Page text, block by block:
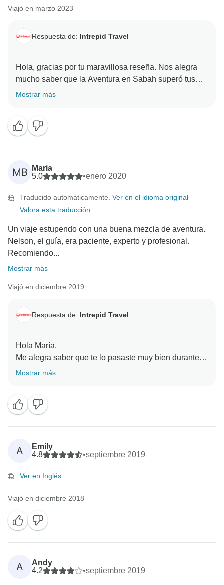
Viajó en marzo 2023
Respuesta de: Intrepid Travel
Hola, gracias por tu maravillosa reseña. Nos alegra
mucho saber que la Aventura en Sabah superó tus
expectativas. Cultura, naturaleza, senderismo y relax:
Mostrar más
MB
Maria
5.0
•enero 2020
Traducido automáticamente. Ver en el idioma original
Valora esta traducción
Un viaje estupendo con una buena mezcla de aventura.
Nelson, el guía, era paciente, experto y profesional.
Recomiendo...
Mostrar más
Viajó en diciembre 2019
Respuesta de: Intrepid Travel
Hola María,
Me alegra saber que te lo pasaste muy bien durante el
viaje. Esperamos verte pronto en un viaje con
Mostrar más
A
Emily
4.8
•septiembre 2019
Ver en Inglés
Viajó en diciembre 2018
A
Andy
4.2
•septiembre 2019